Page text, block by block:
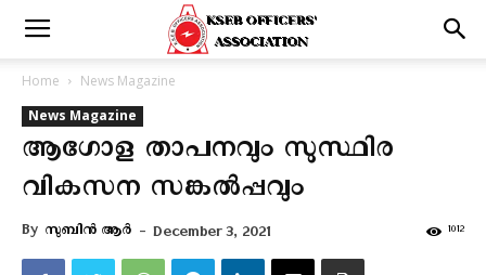
Home
News Magazine
News Magazine
ആഗോള താപനവും സുസ്ഥിര
വികസന സങ്കൽപ്പവും
By സുബിന്‍ ആര്‍ - December 3, 2021 1012